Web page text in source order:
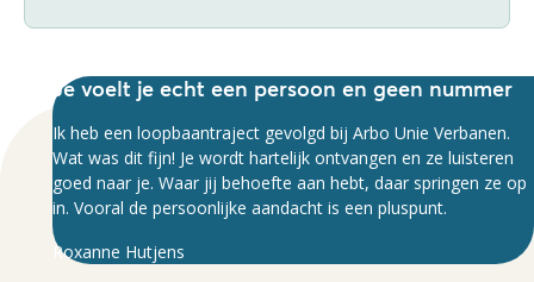
Je voelt je echt een persoon en geen nummer
Ik heb een loopbaantraject gevolgd bij Arbo Unie Verbanen.
Wat was dit fijn! Je wordt hartelijk ontvangen en ze luisteren
goed naar je. Waar jij behoefte aan hebt, daar springen ze op
in. Vooral de persoonlijke aandacht is een pluspunt.
Roxanne Hutjens